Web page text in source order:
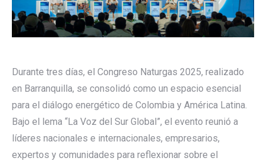
Durante tres días, el Congreso Naturgas 2025, realizado
en Barranquilla, se consolidó como un espacio esencial
para el diálogo energético de Colombia y América Latina.
Bajo el lema “La Voz del Sur Global”, el evento reunió a
líderes nacionales e internacionales, empresarios,
expertos y comunidades para reflexionar sobre el